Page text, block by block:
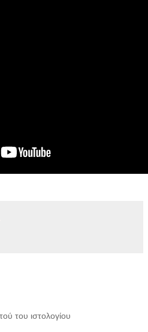
του ιστολογίου